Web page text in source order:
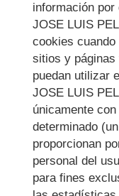
información
JOSE LUIS
cookies
sitios y páginas
puedan utilizar
JOSE LUIS
únicamente
determinado
proporcionan
personal del
para fines